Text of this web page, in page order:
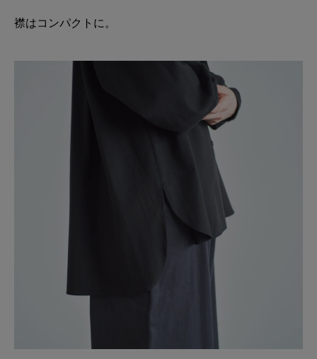
襟はコンパクトに。